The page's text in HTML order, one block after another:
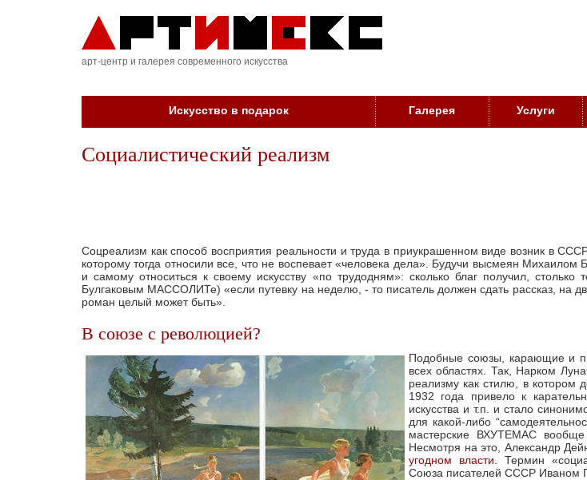
арт-центр и галерея современного искусства
Искусство в подарок Галерея Услуги
Социалистический реализм
Соцреализм как способ восприятия реальности и труда в приукрашенном виде возник в
которому тогда относили все, что не воспевает «человека дела». Будучи высмеян
и самому относиться к своему искусству «по трудодням»: сколько благ получил,
Булгаковым МАССОЛИТе) «если путевку на неделю, - то писатель должен сдать рассказ, на
роман целый может быть».
В союзе с революцией?
Подобные союзы, карающие и
всех областях. Так, Нарком
реализму как стилю, в котором
1932 года привело к
искусства и т.п. и стало
для какой-либо
мастерские ВХУТЕМАС
Несмотря на это, Александр
угодном власти.
Термин
Союза писателей СССР Иваном